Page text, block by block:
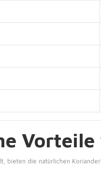
bieten die natürlichen